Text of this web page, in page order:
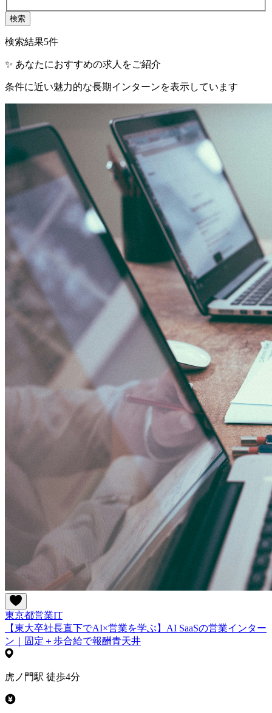
検索
検索結果5件
✨ あなたにおすすめの求人をご紹介
条件に近い魅力的な長期インターンを表示しています
東京都営業IT
【東大卒社長直下でAI×営業を学ぶ】AI SaaSの営業インター
ン｜固定＋歩合給で報酬青天井
虎ノ門駅 徒歩4分